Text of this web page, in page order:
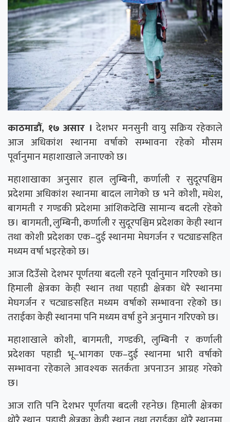
काठमाडौं, १७ असार । देशभर मनसुनी वायु सक्रिय रहेकाले
आज अधिकांश स्थानमा वर्षाको सम्भावना रहेको मौसम
पूर्वानुमान महाशाखाले जनाएको छ।
महाशाखाका अनुसार हाल लुम्बिनी, कर्णाली र सुदूरपश्चिम
प्रदेशमा अधिकांश स्थानमा बादल लागेको छ भने कोशी, मधेश,
बागमती र गण्डकी प्रदेशमा आंशिकदेखि सामान्य बदली रहेको
छ। बागमती, लुम्बिनी, कर्णाली र सुदूरपश्चिम प्रदेशका केही स्थान
तथा कोशी प्रदेशका एक–दुई स्थानमा मेघगर्जन र चट्याङसहित
मध्यम वर्षा भइरहेको छ।
आज दिउँसो देशभर पूर्णतया बदली रहने पूर्वानुमान गरिएको छ।
हिमाली क्षेत्रका केही स्थान तथा पहाडी क्षेत्रका धेरै स्थानमा
मेघगर्जन र चट्याङसहित मध्यम वर्षाको सम्भावना रहेको छ।
तराईका केही स्थानमा पनि मध्यम वर्षा हुने अनुमान गरिएको छ।
महाशाखाले कोशी, बागमती, गण्डकी, लुम्बिनी र कर्णाली
प्रदेशका पहाडी भू–भागका एक–दुई स्थानमा भारी वर्षाको
सम्भावना रहेकाले आवश्यक सतर्कता अपनाउन आग्रह गरेको
छ।
आज राति पनि देशभर पूर्णतया बदली रहनेछ। हिमाली क्षेत्रका